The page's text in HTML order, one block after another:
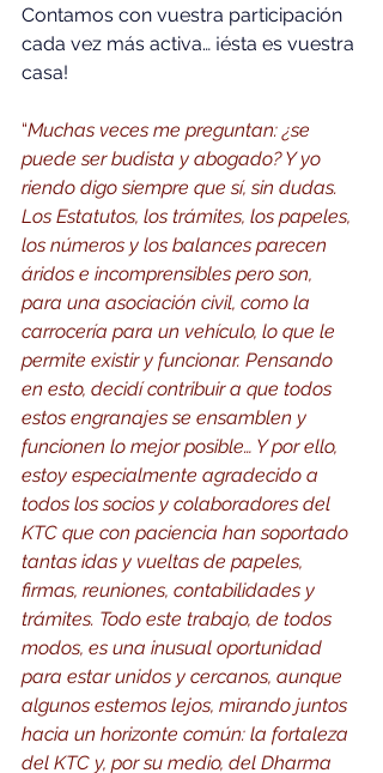
Contamos con vuestra participación
cada vez más activa… ¡ésta es vuestra
casa!
“Muchas veces me preguntan: ¿se
puede ser budista y abogado? Y yo
riendo digo siempre que sí, sin dudas.
Los Estatutos, los trámites, los papeles,
los números y los balances parecen
áridos e incomprensibles pero son,
para una asociación civil, como la
carrocería para un vehículo, lo que le
permite existir y funcionar. Pensando
en esto, decidí contribuir a que todos
estos engranajes se ensamblen y
funcionen lo mejor posible… Y por ello,
estoy especialmente agradecido a
todos los socios y colaboradores del
KTC que con paciencia han soportado
tantas idas y vueltas de papeles,
firmas, reuniones, contabilidades y
trámites. Todo este trabajo, de todos
modos, es una inusual oportunidad
para estar unidos y cercanos, aunque
algunos estemos lejos, mirando juntos
hacia un horizonte común: la fortaleza
del KTC y, por su medio, del Dharma